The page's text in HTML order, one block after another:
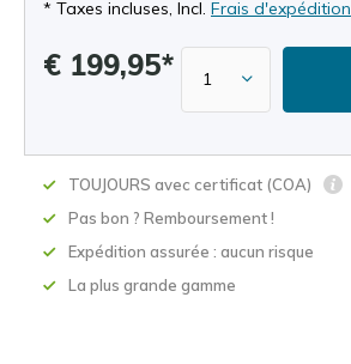
* Taxes incluses, Incl. Frais d'expédition
€ 199,95*
TOUJOURS avec certificat (COA)
Pas bon ? Remboursement !
Expédition assurée : aucun risque
La plus grande gamme